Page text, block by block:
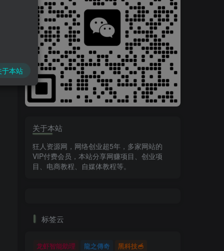
关于本站
狂人资源网，网络创业超5年，多家网站的
VIP付费会员，本站分享网赚项目、创业项
目、电商教程、自媒体教程等。
标签云
龙虾智能助理 龍之傳奇
黑科技🥣
于本站